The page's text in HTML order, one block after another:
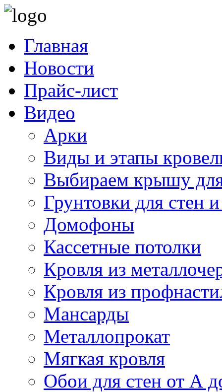
Главная
Новости
Прайс-лист
Видео
Арки
Виды и этапы
Выбираем крышу
Грунтовки для стен
Домофоны
Кассетные потолки
Кровля из
Кровля из
Мансарды
Металлопрокат
Мягкая кровля
Обои для стен от А